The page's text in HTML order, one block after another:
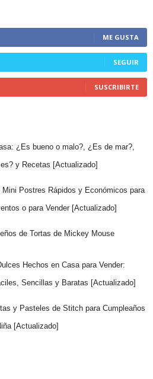
ME GUSTA
SEGUIR
SUSCRIBIRTE
¿Es bueno o malo?, ¿Es de mar?,
y Recetas [Actualizado]
Mini Postres Rápidos y Económicos para
o para Vender [Actualizado]
de Tortas de Mickey Mouse
Hechos en Casa para Vender:
Sencillas y Baratas [Actualizado]
y Pasteles de Stitch para Cumpleaños
[Actualizado]